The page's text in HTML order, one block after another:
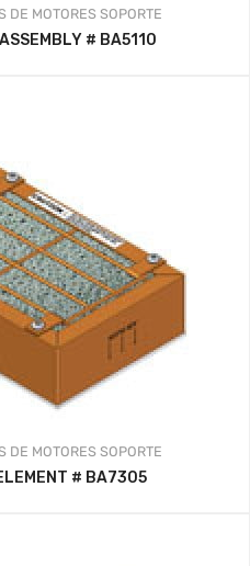
DE MOTORES SOPORTE
# BA5110
DE MOTORES SOPORTE
# BA7305